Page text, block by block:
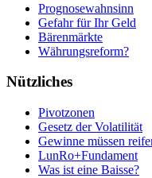
Prognosewahnsinn
Gefahr für Ihr Geld
Bärenmärkte
Währungsreform?
Nützliches
Pivotzonen
Gesetz der Volatilität
Gewinne müssen
LunRo+Fundament
Was ist eine Baisse?